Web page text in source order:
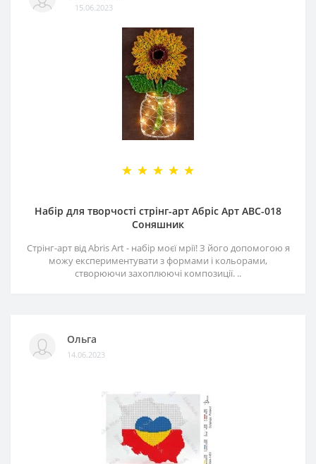
15.06.2023
Набір для творчості стрінг-арт Абріс Арт АВС-018
Соняшник
Стрінг-арт від Abris Art - набір моєї мрії! З його допомогою я
можу експериментувати з формами і кольорами,
створюючи захоплюючі композиції. ..
Ольга
14.06.2023